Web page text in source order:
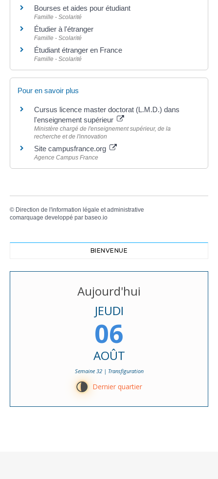
Bourses et aides pour étudiant
Famille - Scolarité
Étudier à l'étranger
Famille - Scolarité
Étudiant étranger en France
Famille - Scolarité
Pour en savoir plus
Cursus licence master doctorat (L.M.D.) dans
l'enseignement supérieur
Ministère chargé de l'enseignement supérieur, de la
recherche et de l'innovation
Site campusfrance.org
Agence Campus France
© Direction de l'information légale et administrative
comarquage developpé par baseo.io
BIENVENUE
Aujourd'hui
JEUDI
06
AOÛT
Semaine 32 | Transfiguration
U Dernier quartier